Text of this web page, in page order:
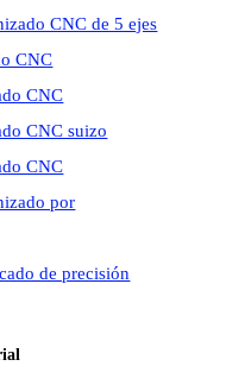
CNC de 5 ejes
CNC
CNC
CNC suizo
CNC
por
de precisión